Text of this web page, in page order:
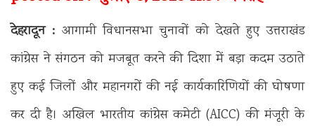
देहरादून :आगामी विधानसभा चुनावों को देखते हुए उत्तराखंड
कांग्रेस ने संगठन को मजबूत करने की दिशा में बड़ा कदम उठाते
हुए कई जिलों और महानगरों की नई कार्यकारिणियों की घोषणा
कर दी है। अखिल भारतीय कांग्रेस कमेटी (AICC) की मंजूरी के